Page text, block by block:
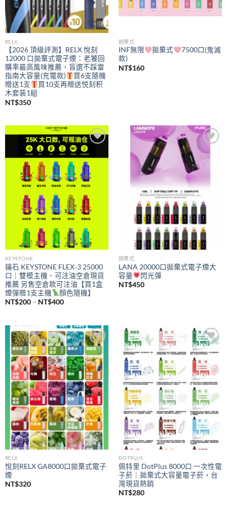
RELX
【2026 頂級評測】RELX 悅刻
12000 口拋棄式電子煙：老饕回
購率最高風味推薦，盲選不踩雷
指南大容量(充電款)
買6支隨機
贈送1支
買10支再贈送悦刻积
木套装1組
NT$350
拋棄式
INF無限 拋棄式
7500口(鬼滅
款)
NT$160
Add to
wishlist
KEYSTONE
鑰石 KEYSTONE FLEX-3 25000
口｜雙模主機、可注油空倉現貨
推薦 另售空倉款可注油【買1盒
煙彈贈1支主機
顏色隨機】
NT$200 – NT$400價
NT$200
到
NT$400
Add to
wishlist
拋棄式
LANA 20000口拋棄式電子煙大
容量
閃光彈
NT$450
Add to
wishlist
RELX
悅刻RELX GA8000口拋棄式電子
煙
NT$320
Add to
DOTPLUS
佩特里 DotPlus 8000口 一次性電
子菸｜拋棄式大容量電子菸・台
灣現貨熱銷
NT$280